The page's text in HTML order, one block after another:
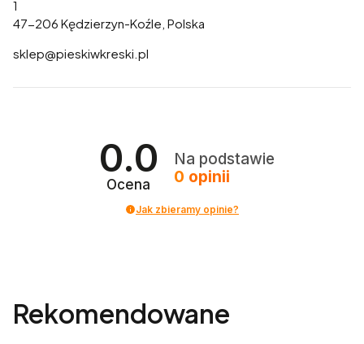
1
47-206 Kędzierzyn-Koźle, Polska
sklep@pieskiwkreski.pl
0.0
Ocena
Na podstawie
0 opinii
Jak zbieramy opinie?
Rekomendowane